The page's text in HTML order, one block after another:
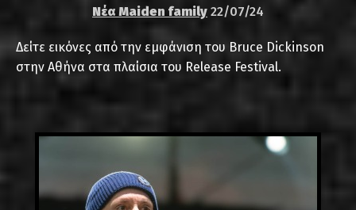
Νέα Maiden family 22/07/24
Δείτε εικόνες από την εμφάνιση του Bruce Dickinson
στην Αθήνα στα πλαίσια του Release Festival.